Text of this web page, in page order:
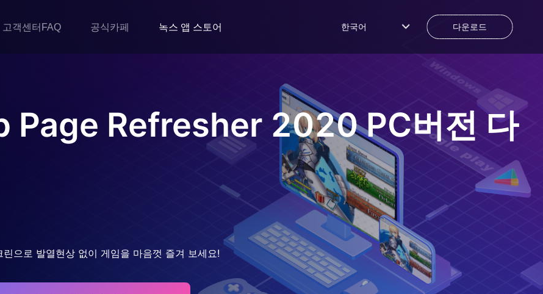
고객센터FAQ 공식카페 녹스 앱 스토어 한국어 다운로드
Page Refresher 2020PC버전 다
으로 발열현상 없이 게임을 마음껏 즐겨 보세요!